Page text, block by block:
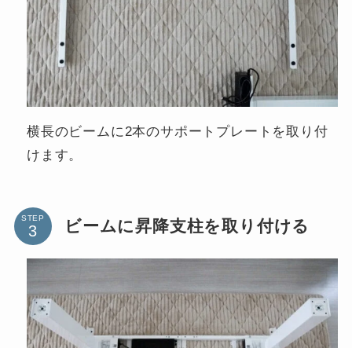
横長のビームに2本のサポートプレートを取り付
けます。
STEP ビームに昇降支柱を取り付ける